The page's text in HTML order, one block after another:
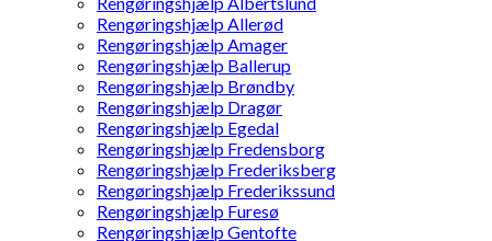
Rengøringshjælp Allerød
Rengøringshjælp Amager
Rengøringshjælp Ballerup
Rengøringshjælp Brøndby
Rengøringshjælp Dragør
Rengøringshjælp Egedal
Rengøringshjælp Fredensborg
Rengøringshjælp Frederiksberg
Rengøringshjælp Frederikssund
Rengøringshjælp Furesø
Rengøringshjælp Gentofte